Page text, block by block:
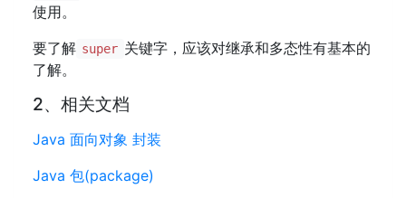
使用。
要了解 super 关键字，应该对继承和多态性有基本的
了解。
2、相关文档
Java 面向对象 封装
Java 包(package)